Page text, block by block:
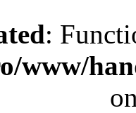
:
www/